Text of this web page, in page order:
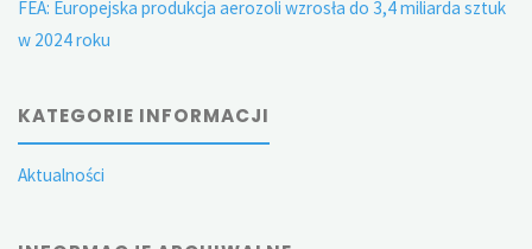
FEA: Europejska produkcja aerozoli wzrosła do 3,4 miliarda sztuk
w 2024 roku
KATEGORIE INFORMACJI
Aktualności